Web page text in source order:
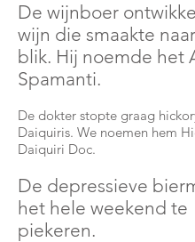
De wijnboer
wijn die smaakte
blik. Hij noemde het
Spamanti.
De dokter stopte graag
Daiquiris. We noemen hem
Daiquiri Doc.
De depressieve
het hele weekend te
piekeren.